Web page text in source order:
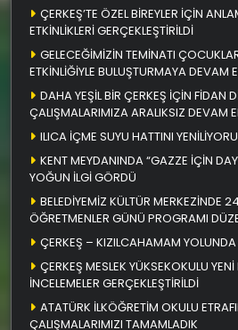
ÇERKEŞ’TE ÖZEL BİREYLER İÇİN
ETKİNLİKLERİ GERÇEKLEŞTİRİLDİ
GELECEĞİMİZİN TEMİNATI
ETKİNLİĞİYLE BULUŞTURMAYA DEVAM
DAHA YEŞİL BİR ÇERKEŞ İÇİN FİDAN
ÇALIŞMALARIMIZA ARALIKSIZ DEVAM
ILICA İÇME SUYU HATTINI
KENT MEYDANINDA “GAZZE İÇİN
YOĞUN İLGİ GÖRDÜ
BELEDİYEMİZ KÜLTÜR MERKEZİNDE
ÖĞRETMENLER GÜNÜ PROGRAMI
ÇERKEŞ – KIZILCAHAMAM
ÇERKEŞ MESLEK YÜKSEKOKULU
İNCELEMELER GERÇEKLEŞTİRİLDİ
ATATÜRK İLKÖĞRETİM OKULU
ÇALIŞMALARIMIZI TAMAMLADIK